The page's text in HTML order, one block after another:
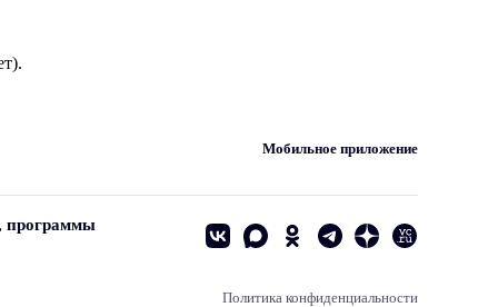
Мобильное приложение
программы
Политика конфиденциальности